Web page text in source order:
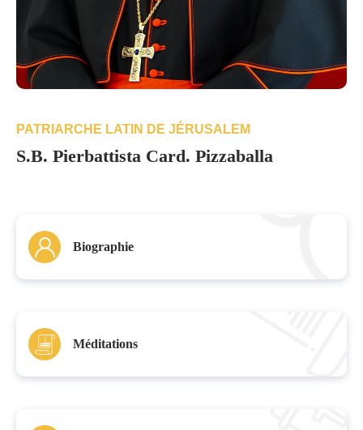
PATRIARCHE LATIN DE JÉRUSALEM
S.B. Pierbattista Card. Pizzaballa
Biographie
Méditations